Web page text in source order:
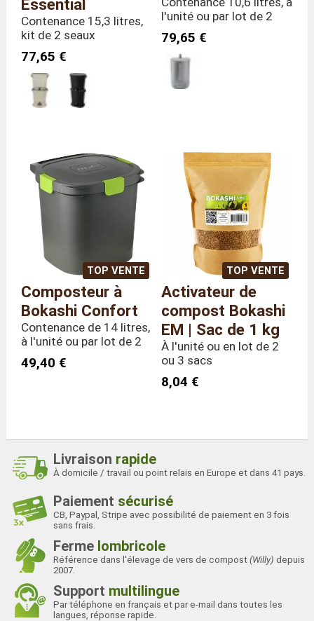
Essential
Contenance 15,3 litres,
kit de 2 seaux
77,65 €
l'unité ou par lot de 2
79,65 €
TOP VENTE
Composteur à
Bokashi Confort
Contenance de 14 litres,
à l'unité ou par lot de 2
49,40 €
TOP VENTE
Activateur de
compost Bokashi
EM | Sac de 1 kg
À l'unité ou en lot de 2
ou 3 sacs
8,04 €
Livraison rapide
À domicile / travail ou point relais en Europe et dans 41 pays.
Paiement sécurisé
CB, Paypal, Stripe avec possibilité de paiement en 3 fois
sans frais.
Ferme lombricole
Référence dans l'élevage de vers de compost(Willy) depuis
2007.
Support multilingue
Par téléphone en français et par e-mail dans toutes les
langues, réponse rapide.